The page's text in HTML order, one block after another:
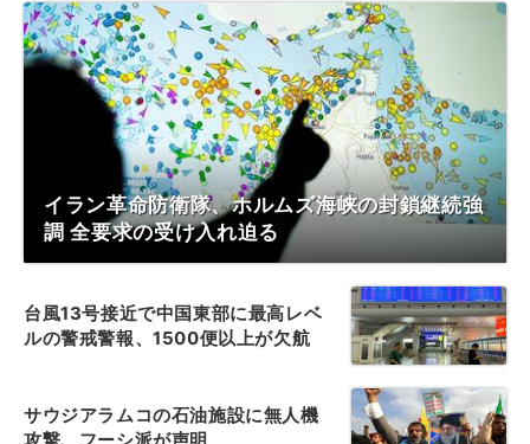
イラン革命防衛隊、ホルムズ海峡の封鎖継続強
調 全要求の受け入れ迫る
台風13号接近で中国東部に最高レベ
ルの警戒警報、1500便以上が欠航
サウジアラムコの石油施設に無人機